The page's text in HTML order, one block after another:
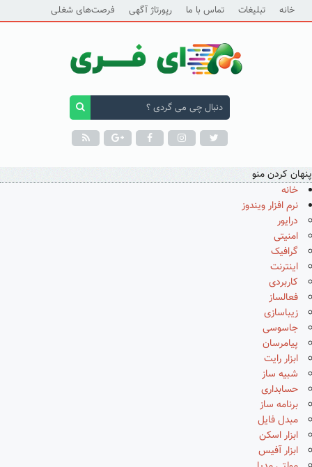
خانه تبلیغات تماس با ما رپورتاژ آگهی فرصت‌های شغلی
پنهان کردن منو
خانه
نرم افزار ویندوز
درایور
امنیتی
گرافیک
اینترنت
کاربردی
فعالساز
زیباسازی
جاسوسی
پیامرسان
ابزار رایت
شبیه ساز
حسابداری
برنامه ساز
مبدل فایل
ابزار اسکن
ابزار آفیس